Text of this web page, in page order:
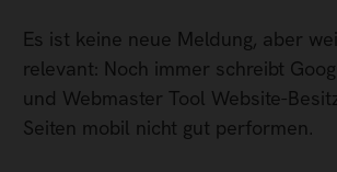
Es ist keine neue Meldung, aber
relevant: Noch immer schreibt
und Webmaster Tool Website-
Seiten mobil nicht gut performen.